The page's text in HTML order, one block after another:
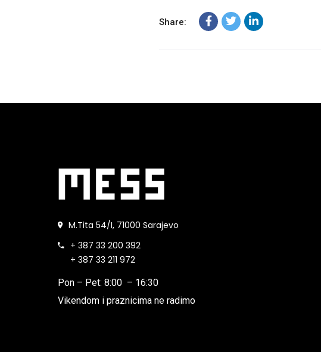
Share:
M.Tita 54/I, 71000 Sarajevo
+ 387 33 200 392
+ 387 33 211 972
Pon – Pet: 8:00 – 16:30
Vikendom i praznicima ne radimo